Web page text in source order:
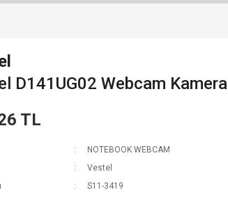
D141UG02 Webcam Kamera
TL
NOTEBOOK WEBCAM
Vestel
S11-3419